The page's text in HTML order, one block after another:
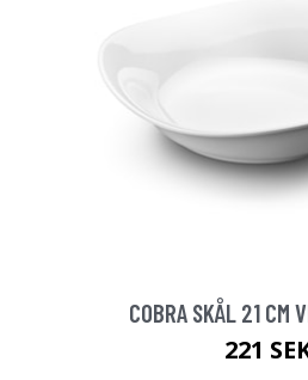
COBRA SKÅL 21 CM
221